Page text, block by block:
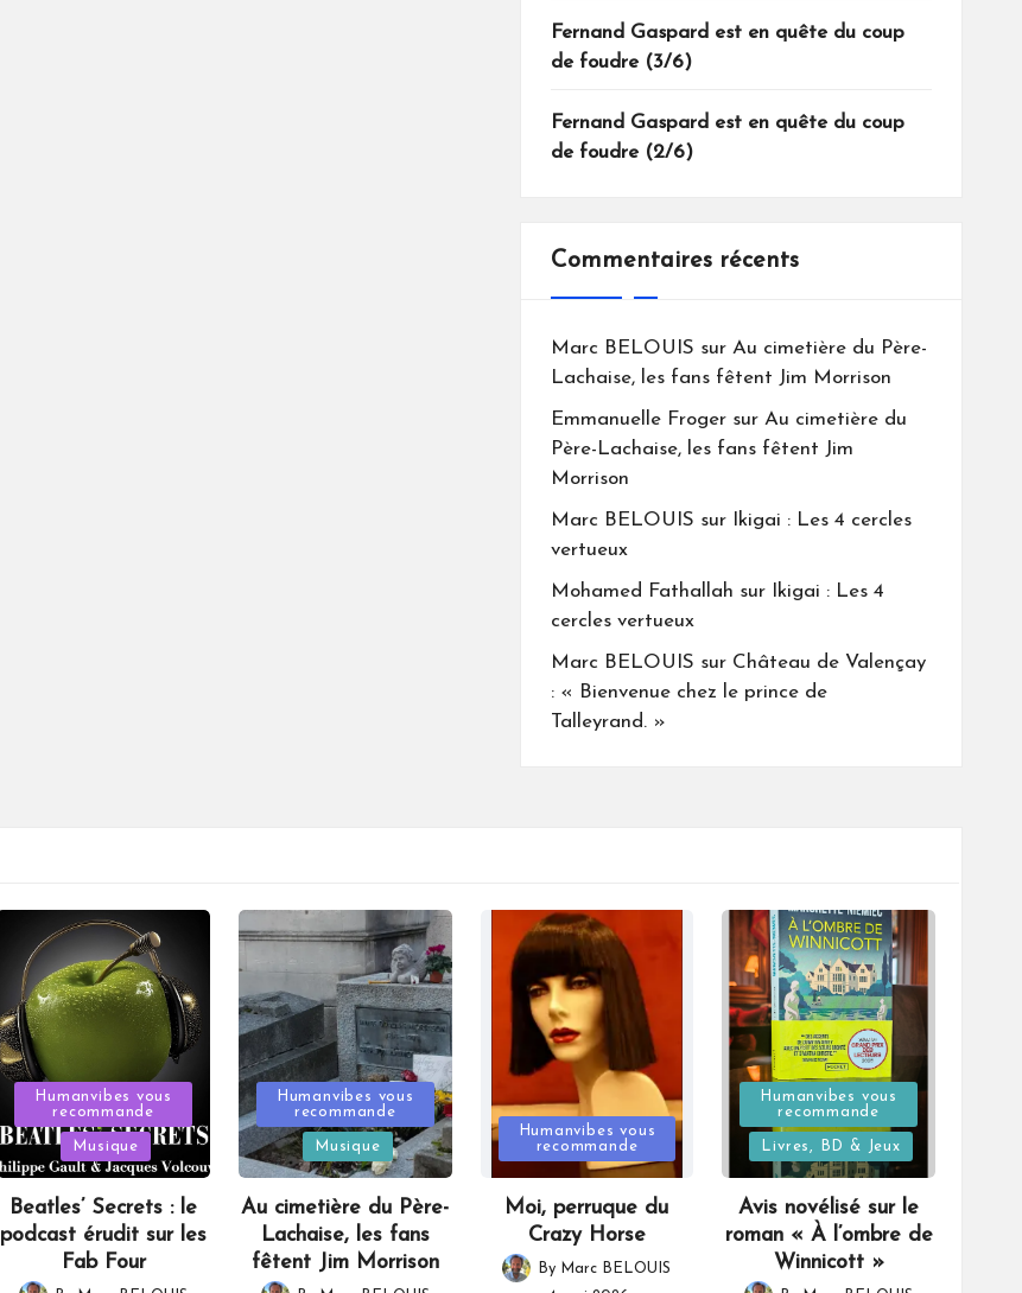
Fernand Gaspard est en quête du coup
de foudre (3/6)
Fernand Gaspard est en quête du coup
de foudre (2/6)
Commentaires récents
Marc BELOUIS sur Au cimetière du Père-
Lachaise, les fans fêtent Jim Morrison
Emmanuelle Frogersur Au cimetière du
Père-Lachaise, les fans fêtent Jim
Morrison
Marc BELOUIS sur
Ikigai : Les 4 cercles
vertueux
Mohamed Fathallah sur
Ikigai : Les 4
cercles vertueux
Marc BELOUIS sur Château de Valençay
: « Bienvenue chez le prince de
Talleyrand. »
Posted
in
Humanvibes vous
recommande
Musique
Beatles’ Secrets : le
podcast érudit sur les
Fab Four
Posted
in
Humanvibes vous
recommande
Musique
Au cimetière du Père-
Lachaise, les fans
fêtent Jim Morrison
Posted
in
Humanvibes vous
recommande
Moi, perruque du
Crazy Horse
Posted
By Marc BELOUIS
Posted
in
Humanvibes vous
recommande
Livres, BD & Jeux
Avis novélisé sur le
roman « À l’ombre de
Winnicott »